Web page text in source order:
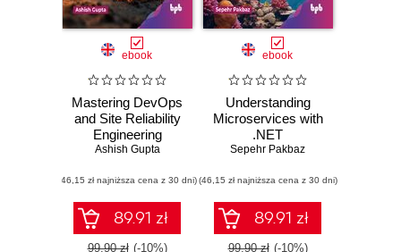
ebook
Mastering DevOps
and Site Reliability
Engineering
Ashish Gupta
(46,15 zł najniższa cena z 30 dni)
89.91 zł
99.90 zł (-10%)
ebook
Understanding
Microservices with
.NET
Sepehr Pakbaz
(46,15 zł najniższa cena z 30 dni)
89.91 zł
99.90 zł (-10%)